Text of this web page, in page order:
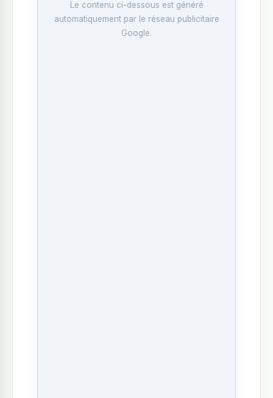
Le contenu ci-dessous est généré
automatiquement par le réseau publicitaire
Google.